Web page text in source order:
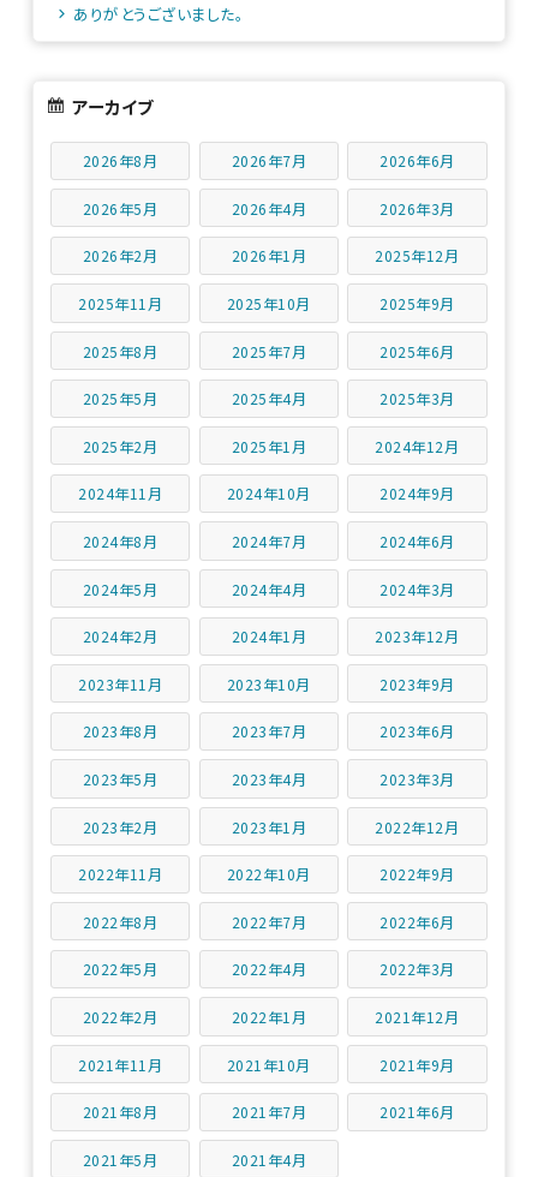
ありがとうございました。
アーカイブ
2026年8月 2026年7月 2026年6月
2026年5月 2026年4月 2026年3月
2026年2月 2026年1月 2025年12月
2025年11月 2025年10月 2025年9月
2025年8月 2025年7月 2025年6月
2025年5月 2025年4月 2025年3月
2025年2月 2025年1月 2024年12月
2024年11月 2024年10月 2024年9月
2024年8月 2024年7月 2024年6月
2024年5月 2024年4月 2024年3月
2024年2月 2024年1月 2023年12月
2023年11月 2023年10月 2023年9月
2023年8月 2023年7月 2023年6月
2023年5月 2023年4月 2023年3月
2023年2月 2023年1月 2022年12月
2022年11月 2022年10月 2022年9月
2022年8月 2022年7月 2022年6月
2022年5月 2022年4月 2022年3月
2022年2月 2022年1月 2021年12月
2021年11月 2021年10月 2021年9月
2021年8月 2021年7月 2021年6月
2021年5月 2021年4月